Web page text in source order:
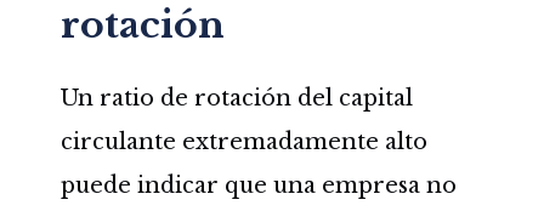
rotación
Un ratio de rotación del capital
circulante extremadamente alto
puede indicar que una empresa no